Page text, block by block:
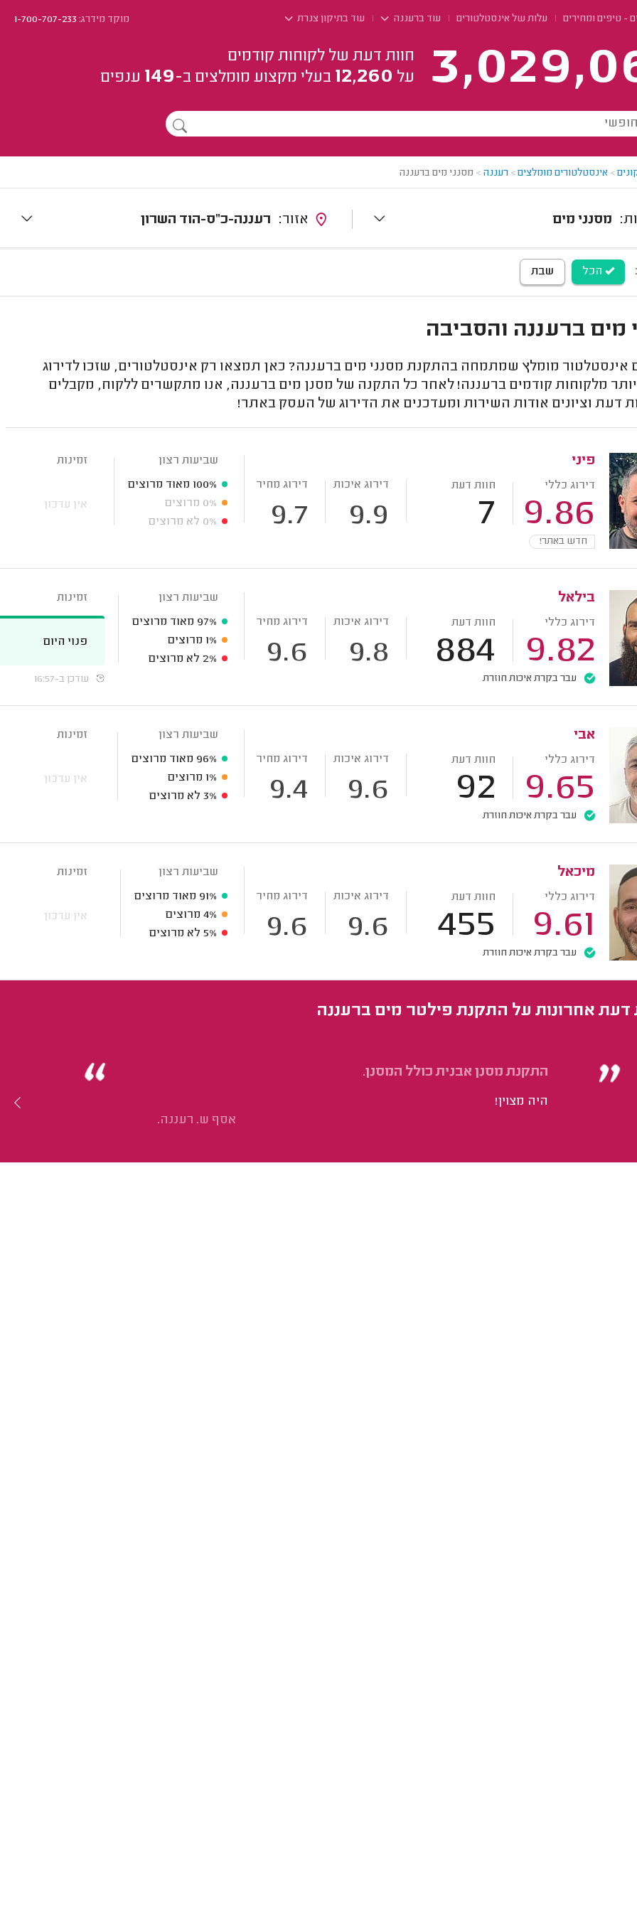
- טיפים ומחירים עלות של אינסטלטורים עוד ברעננה עוד בתיקון צנרת מוקד מידרג:1-700-707-233
חוות דעת של לקוחות קודמים
על 12,260 בעלי מקצוע מומלצים ב-149 ענפים
> אינסטלטורים מומלצים> רעננה > מסנני מים ברעננה
מסנני מים רעננה-כ"ס-הוד השרון
הכל שבת
מים ברעננה והסביבה
מומלץ שמתמחה בהתקנת מסנני מים ברעננה? כאן תמצאו רק אינסטלטורים, שזכו לדירוג
מלקוחות קודמים ברעננה! לאחר כל התקנה של מסנן מים ברעננה, אנו מתקשרים ללקוח, מקבלים
דעת וציונים אודות השירות ומעדכנים את הדירוג של העסק באתר!
פיני
דירוג כללי
9.86
חוות דעת
7
דירוג איכות
9.9
דירוג מחיר
9.7
חדש באתר!
שביעות רצון
100% מאוד מרוצים
0% מרוצים
0% לא מרוצים
זמינות
אין עדכון
בילאל
דירוג כללי
9.82
חוות דעת
884
דירוג איכות
9.8
דירוג מחיר
9.6
עבר בקרת איכות חוזרת
שביעות רצון
97% מאוד מרוצים
1% מרוצים
2% לא מרוצים
זמינות
פנוי היום
עודכן ב-16:57
אבי
דירוג כללי
9.65
חוות דעת
92
דירוג איכות
9.6
דירוג מחיר
9.4
עבר בקרת איכות חוזרת
שביעות רצון
96% מאוד מרוצים
1% מרוצים
3% לא מרוצים
זמינות
אין עדכון
מיכאל
דירוג כללי
9.61
חוות דעת
455
דירוג איכות
9.6
דירוג מחיר
9.6
עבר בקרת איכות חוזרת
שביעות רצון
91% מאוד מרוצים
4% מרוצים
5% לא מרוצים
זמינות
אין עדכון
דעת אחרונות על התקנת פילטר מים ברעננה
התקנת מסנן אבנית כולל המסנן.
היה מצוין!
אסף ש. רעננה.